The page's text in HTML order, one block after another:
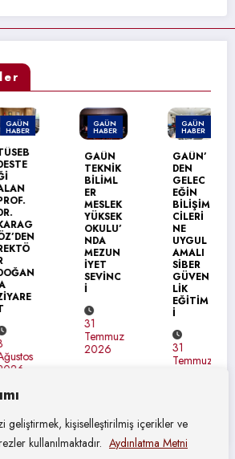
geliştirmek, kişiselleştirilmiş içerikler ve
kullanılmaktadır. Aydınlatma Metni
GAÜN
HABER
GAÜN
TEKNİK
BİLİML
MESLEK
YÜKSEK
OKULU’
NDA
MEZUN
İYET
SEVİNC
Temmuz
2026
GAÜN
HABER
GAÜN’
DEN
GELEC
EĞİN
BİLİŞİM
CİLERİ
UYGUL
AMALI
SİBER
GÜVEN
EĞİTİM
Temmuz